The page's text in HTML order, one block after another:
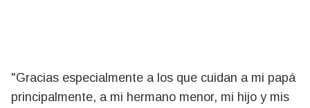
"Gracias especialmente a los que cuidan a mi papá
principalmente, a mi hermano menor, mi hijo y mis